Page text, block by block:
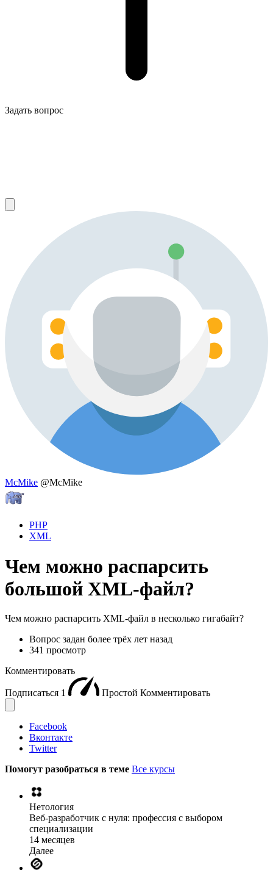
Задать вопрос
McMike @McMike
PHP
XML
Чем можно распарсить
большой XML-файл?
Чем можно распарсить XML-файл в несколько гигабайт?
Вопрос задан более трёх лет назад
341 просмотр
Комментировать
Подписаться 1 Простой Комментировать
Facebook
Вконтакте
Twitter
Помогут разобраться в теме Все курсы
Нетология
Веб-разработчик с нуля: профессия с выбором
специализации
14 месяцев
Далее